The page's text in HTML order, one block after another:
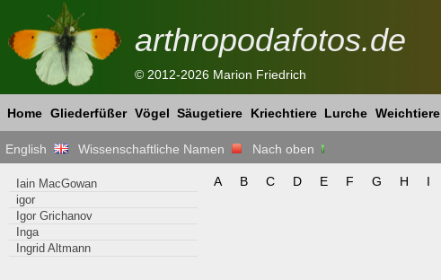
arthropodafotos.de
© 2012-2026 Marion Friedrich
Home Gliederfüßer Vögel Säugetiere Kriechtiere Lurche Weichtiere
English Wissenschaftliche Namen Nach oben
A B C D E F G H I
Iain MacGowan
igor
Igor Grichanov
Inga
Ingrid Altmann